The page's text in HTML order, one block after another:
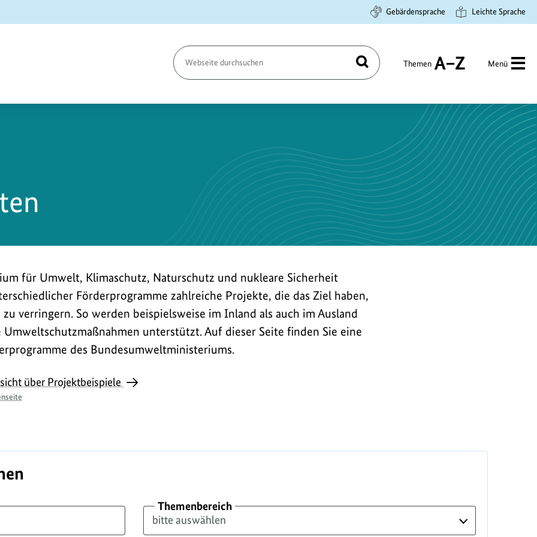
Gebärdensprache Leichte Sprache
Seite
durchsuchen
Suchen Themen
A
Menü
für Umwelt, Klimaschutz, Naturschutz und nukleare Sicherheit
Förderprogramme zahlreiche Projekte, die das Ziel haben,
verringern. So werden beispielsweise im Inland als auch im Ausland
unterstützt. Auf dieser Seite finden Sie eine
des Bundesumweltministeriums.
über Projektbeispiele
Themenbereich